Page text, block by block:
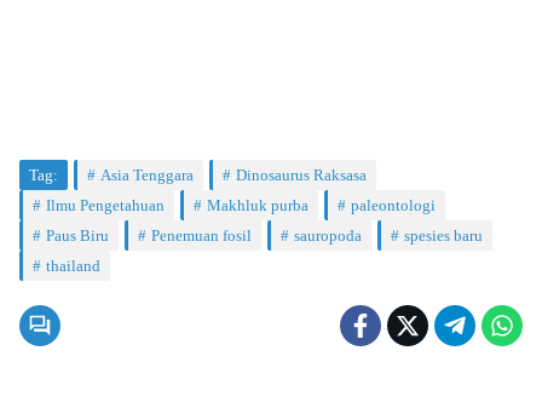
Tag: Asia Tenggara
Dinosaurus Raksasa
Ilmu Pengetahuan
Makhluk purba
paleontologi
Paus Biru
Penemuan fosil sauropoda
spesies baru
thailand